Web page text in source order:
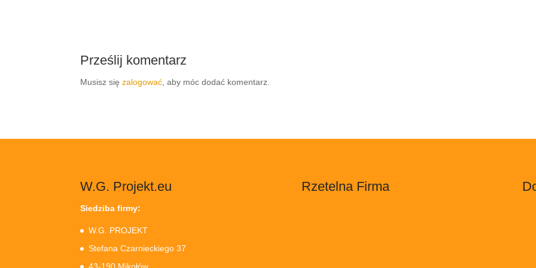
Prześlij komentarz
Musisz sięzalogować, aby móc dodać komentarz.
W.G. Projekt.eu
Siedziba firmy:
W.G. PROJEKT
Stefana Czarnieckiego 37
Rzetelna Firma